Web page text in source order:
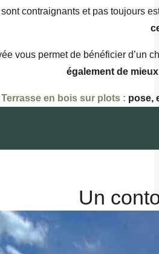
contraignants et pas toujours
vous permet de bénéficier d’un
également de
Terrasse en bois sur plots : pose,
Un